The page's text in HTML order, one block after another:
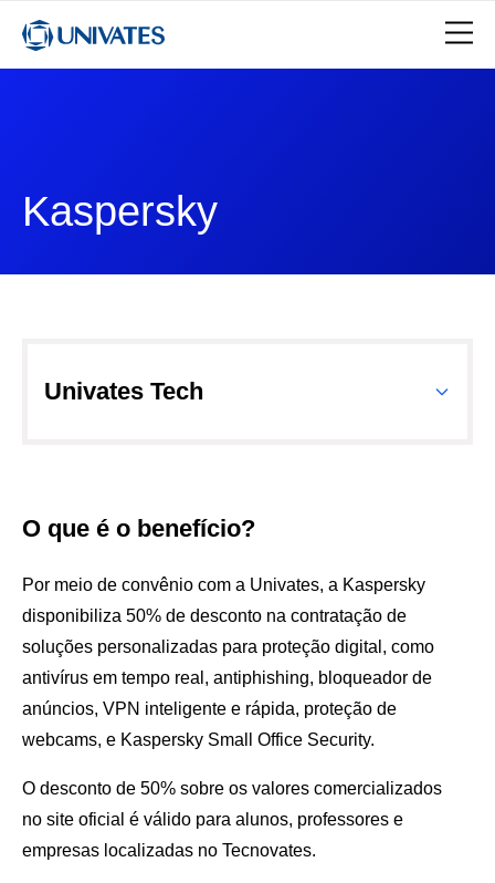
Kaspersky
O que é o benefício?
Por meio de convênio com a Univates, a Kaspersky
disponibiliza 50% de desconto na contratação de
soluções personalizadas para proteção digital, como
antivírus em tempo real, antiphishing, bloqueador de
anúncios, VPN inteligente e rápida, proteção de
webcams, e Kaspersky Small Office Security.
O desconto de 50% sobre os valores comercializados
no site oficial é válido para alunos, professores e
empresas localizadas no Tecnovates.
Univates Tech